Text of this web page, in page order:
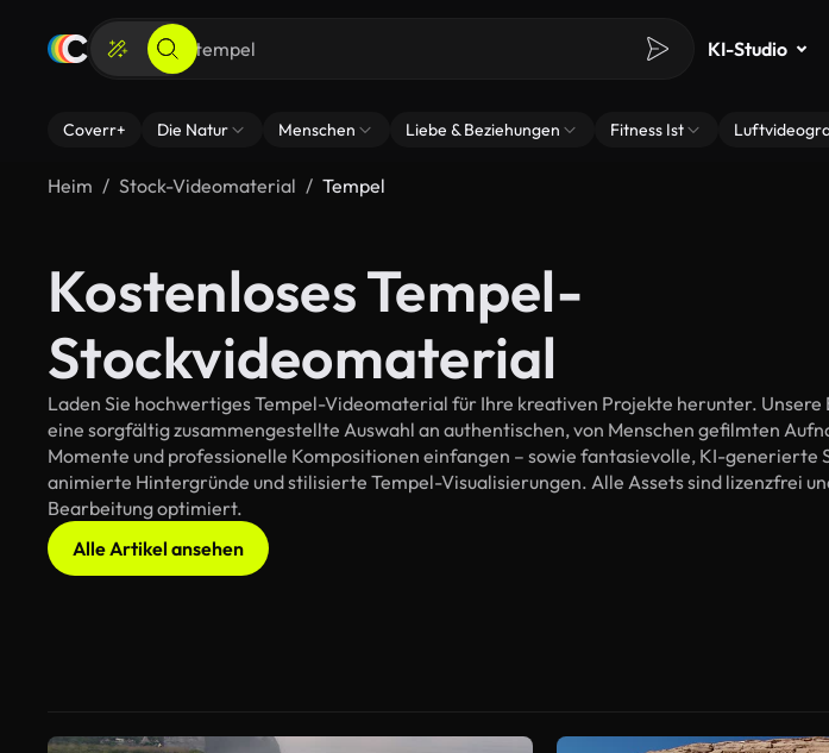
KI-Studio
Coverr+ Die Natur Menschen Liebe & Beziehungen Fitness Ist
Heim Stock-Videomaterial Tempel
Kostenloses Tempel-
Stockvideomaterial
Laden Sie hochwertiges Tempel-Videomaterial für Ihre kreativen Projekte herunter.
eine sorgfältig zusammengestellte Auswahl an authentischen, von Menschen gefilmten
Momente und professionelle Kompositionen einfangen – sowie fantasievolle, KI-generierte
animierte Hintergründe und stilisierte Tempel-Visualisierungen. Alle Assets sind lizenzfrei
Bearbeitung optimiert.
Alle Artikel ansehen